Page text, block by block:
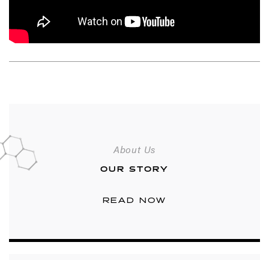
About Us
OUR STORY
READ NOW